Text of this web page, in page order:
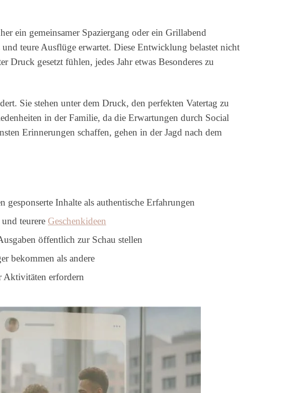
ein gemeinsamer Spaziergang oder ein Grillabend
teure Ausflüge erwartet. Diese Entwicklung belastet nicht
gesetzt fühlen, jedes Jahr etwas Besonderes zu
Sie stehen unter dem Druck, den perfekten Vatertag zu
in der Familie, da die Erwartungen durch Social
Erinnerungen schaffen, gehen in der Jagd nach dem
Inhalte als authentische Erfahrungen
teurere Geschenkideen
öffentlich zur Schau stellen
bekommen als andere
Aktivitäten erfordern